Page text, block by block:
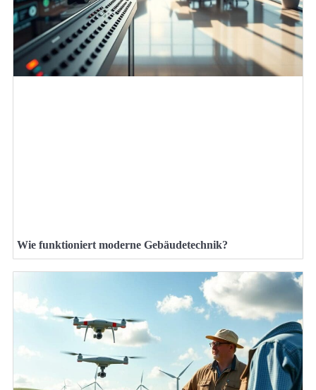
Wie funktioniert moderne Gebäudetechnik?